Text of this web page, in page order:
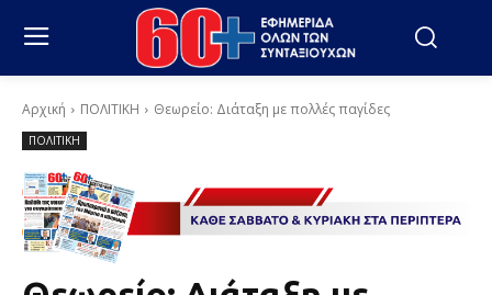
Αρχική ΠΟΛΙΤΙΚΗ Θεωρείο: Διάταξη με πολλές παγίδες
ΠΟΛΙΤΙΚΗ